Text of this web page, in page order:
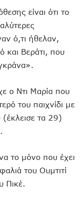
είναι ότι το
ό,τι ήθελαν,
και Βεράτι, που
ο Ντι Μαρία που
του παιχνίδι με
τα 29)
το μόνο που έχει
του Ουμτιτί
Πικέ.